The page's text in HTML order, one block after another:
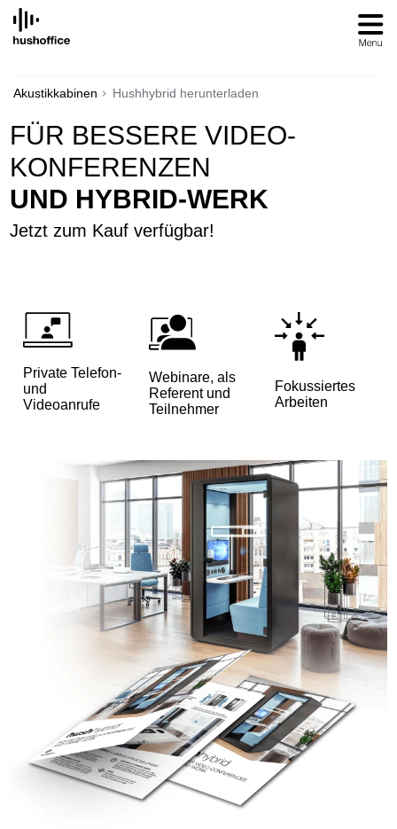
SKIP
CONTENT
Akustikkabinen Hushhybrid herunterladen
FÜR BESSERE VIDEO-
KONFERENZEN
UND HYBRID-WERK
Jetzt zum Kauf verfügbar!
Private Telefon-
und
Videoanrufe
Webinare, als
Referent und
Teilnehmer
Fokussiertes
Arbeiten